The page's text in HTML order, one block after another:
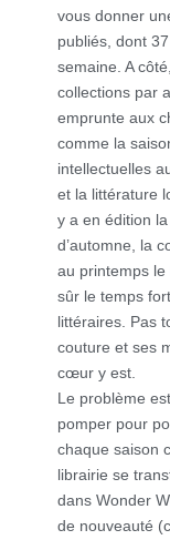
vous donner
publiés, dont
semaine. A
collections par
emprunte aux
comme la
intellectuelles
et la littérature
y a en édition
d’automne, la
au printemps
sûr le temps
littéraires. Pas
couture et ses
cœur y est.
Le problème
pomper pour
chaque saison
librairie se
dans Wonder
de nouveauté